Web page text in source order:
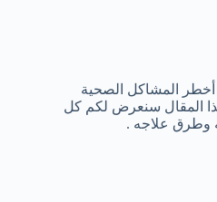
أخطر المشاكل الصحية
المقال سنعرض لكم كل
وطرق علاجه .